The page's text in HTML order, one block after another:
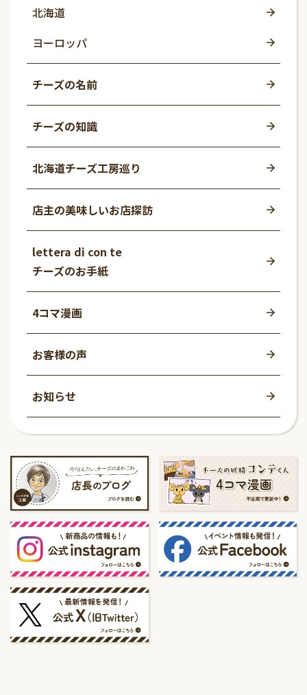
北海道
ヨーロッパ
チーズの名前
チーズの知識
北海道チーズ工房巡り
店主の美味しいお店探訪
lettera di con te
チーズのお手紙
4コマ漫画
お客様の声
お知らせ